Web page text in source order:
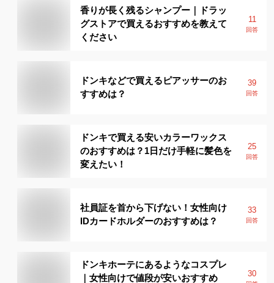
香りが長く残るシャンプー｜ドラッ
グストアで買えるおすすめを教えて
ください
11
回答
ドンキなどで買えるピアッサーのお
すすめは？
39
回答
ドンキで買える安いカラーワックス
のおすすめは？1日だけ手軽に髪色を
変えたい！
25
回答
社員証を首から下げない！女性向け
IDカードホルダーのおすすめは？
33
回答
ドンキホーテにあるようなコスプレ
｜女性向けで値段が安いおすすめ
30